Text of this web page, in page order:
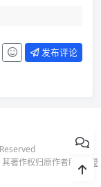
发布评论
著作权归原作者所有-
侵